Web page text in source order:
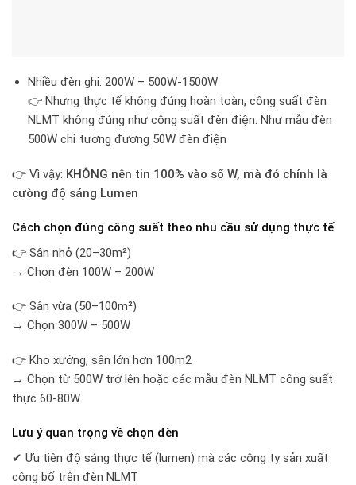
Nhiều đèn ghi: 200W – 500W-1500W
👉 Nhưng thực tế không đúng hoàn toàn, công suất đèn
NLMT không đúng như công suất đèn điện. Như mẫu đèn
500W chỉ tương đương 50W đèn điện
👉 Vì vậy: KHÔNG nên tin 100% vào số W, mà đó chính là
cường độ sáng Lumen
Cách chọn đúng công suất theo nhu cầu sử dụng thực tế
👉 Sân nhỏ (20–30m²)
→ Chọn đèn 100W – 200W
👉 Sân vừa (50–100m²)
→ Chọn 300W – 500W
👉 Kho xưởng, sân lớn hơn 100m2
→ Chọn từ 500W trở lên hoặc các mẫu đèn NLMT công suất
thực 60-80W
Lưu ý quan trọng về chọn đèn
✔ Ưu tiên độ sáng thực tế (lumen) mà các công ty sản xuất
công bố trên đèn NLMT